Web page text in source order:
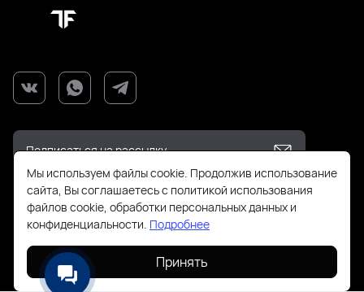
+7(925)143-70-18
order@todayfashion.ru
Смольная 63Б пав к14
Мы используем файлы cookie. Продолжив использование
сайта, Вы соглашаетесь с политикой использования
файлов cookie, обработки персональных данных и
конфиденциальности. Подробнее
Принять